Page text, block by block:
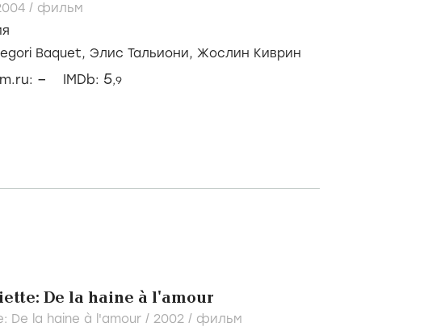
/ фильм
Baquet, Элис Тальиони, Жослин Киврин
– IMDb: 5,9
De la haine à l'amour
De la haine à l'amour / 2002 / фильм